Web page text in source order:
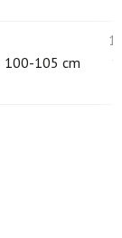
100-105 cm